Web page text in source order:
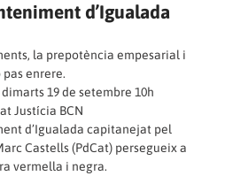
d’Igualada
la prepotència empesarial i
enrere.
19 de setembre 10h
Justícia BCN
d’Igualada capitanejat pel
Castells (PdCat) persegueix a
vermella i negra.